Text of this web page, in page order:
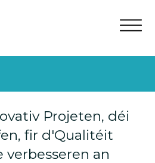
Projeten, déi
fir d'Qualitéit
verbesseren an